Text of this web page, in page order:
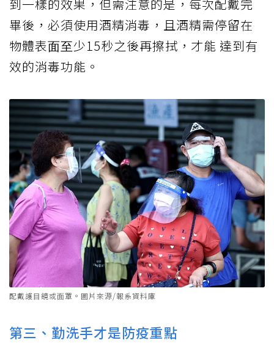
到⼀樣的效果，但需注意的是，每次配戴完
畢後，必須使⽤酒精消毒，且酒精需停留在
物體表⾯⾄少15秒之後再擦拭，才能 達到有
效的消毒功能。
配戴護⽬鏡或⾯罩。圖片來源/報系資料庫
第三、勤洗⼿才是防疫重點